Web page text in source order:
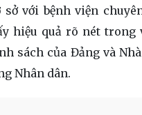
sở với bệnh viện
hiệu quả rõ nét trong
sách của Đảng và
Nhân dân.